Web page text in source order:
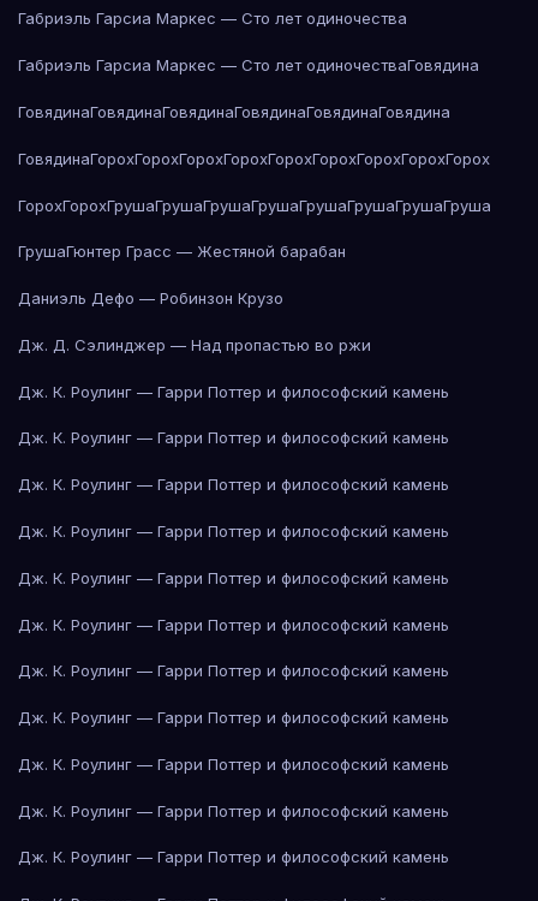
Габриэль Гарсиа Маркес — Сто лет одиночества
Габриэль Гарсиа Маркес — Сто лет одиночестваГовядина
ГовядинаГовядинаГовядинаГовядинаГовядинаГовядина
ГовядинаГорохГорохГорохГорохГорохГорохГорохГорохГорох
ГорохГорохГрушаГрушаГрушаГрушаГрушаГрушаГрушаГруша
ГрушаГюнтер Грасс — Жестяной барабан
Даниэль Дефо — Робинзон Крузо
Дж. Д. Сэлинджер — Над пропастью во ржи
Дж. К. Роулинг — Гарри Поттер и философский камень
Дж. К. Роулинг — Гарри Поттер и философский камень
Дж. К. Роулинг — Гарри Поттер и философский камень
Дж. К. Роулинг — Гарри Поттер и философский камень
Дж. К. Роулинг — Гарри Поттер и философский камень
Дж. К. Роулинг — Гарри Поттер и философский камень
Дж. К. Роулинг — Гарри Поттер и философский камень
Дж. К. Роулинг — Гарри Поттер и философский камень
Дж. К. Роулинг — Гарри Поттер и философский камень
Дж. К. Роулинг — Гарри Поттер и философский камень
Дж. К. Роулинг — Гарри Поттер и философский камень